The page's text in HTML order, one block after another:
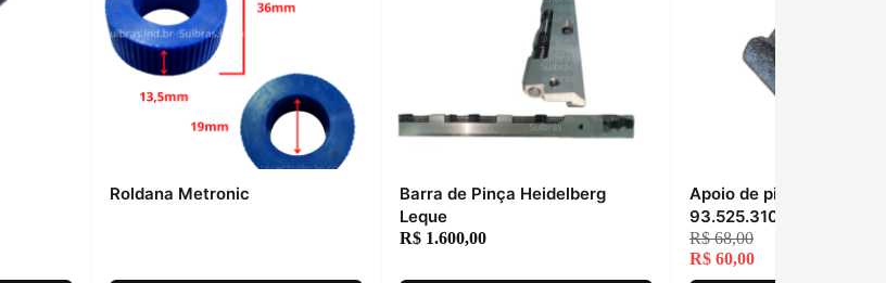
Roldana Metronic
Barra de Pinça Heidelberg
Leque
R$ 1.600,00
Apoio de pinças
93.525.310
R$68,00
R$ 60,00